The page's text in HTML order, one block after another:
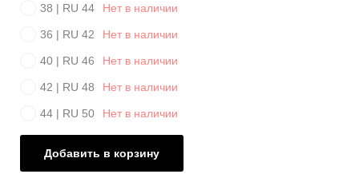
38 | RU 44
Нет в наличии
36 | RU 42 Нет в наличии
40 | RU 46 Нет в наличии
42 | RU 48 Нет в наличии
44 | RU 50 Нет в наличии
Добавить в корзину